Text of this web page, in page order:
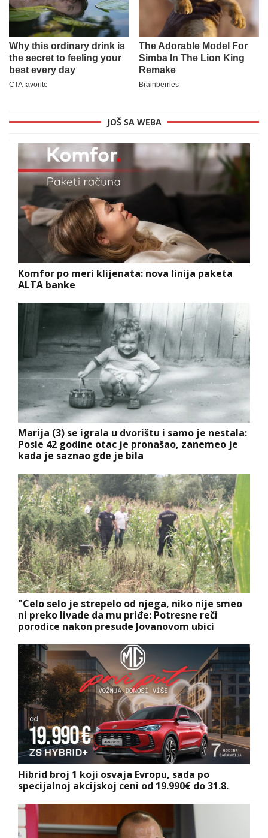
JOŠ SA WEBA
Komfor po meri klijenata: nova linija paketa
ALTA banke
Marija (3) se igrala u dvorištu i samo je nestala:
Posle 42 godine otac je pronašao, zanemeo je
kada je saznao gde je bila
"Celo selo je strepelo od njega, niko nije smeo
ni preko livade da mu priđe: Potresne reči
porodice nakon presude Jovanovom ubici
Hibrid broj 1 koji osvaja Evropu, sada po
specijalnoj akcijskoj ceni od 19.990€ do 31.8.